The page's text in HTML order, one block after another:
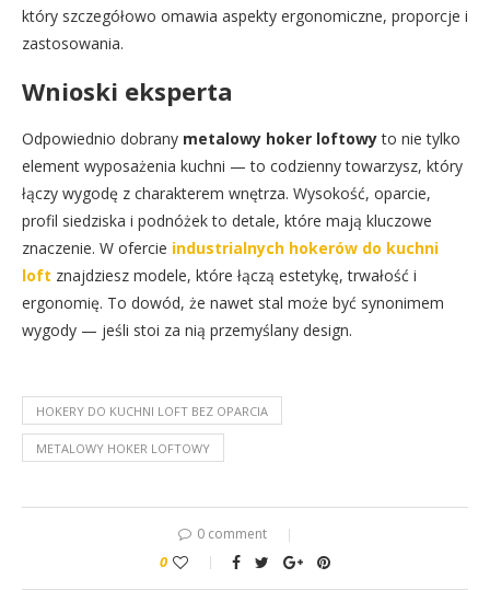
który szczegółowo omawia aspekty ergonomiczne, proporcje i
zastosowania.
Wnioski eksperta
Odpowiednio dobrany metalowy hoker loftowyto nie tylko
element wyposażenia kuchni — to codzienny towarzysz, który
łączy wygodę z charakterem wnętrza. Wysokość, oparcie,
profil siedziska i podnóżek to detale, które mają kluczowe
znaczenie. W ofercie industrialnych hokerów do kuchni
loft znajdziesz modele, które łączą estetykę, trwałość i
ergonomię. To dowód, że nawet stal może być synonimem
wygody — jeśli stoi za nią przemyślany design.
HOKERY DO KUCHNI LOFT BEZ OPARCIA
METALOWY HOKER LOFTOWY
0 comment
0